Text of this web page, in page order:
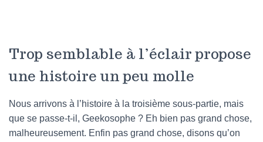
Trop semblable à l’éclair propose
une histoire un peu molle
Nous arrivons à l’histoire à la troisième sous-partie, mais
que se passe-t-il, Geekosophe ? Eh bien pas grand chose,
malheureusement. Enfin pas grand chose, disons qu’on